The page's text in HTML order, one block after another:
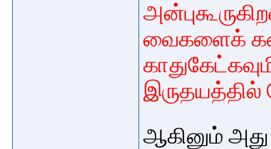
வைகளைக்
ஆகினும் அது